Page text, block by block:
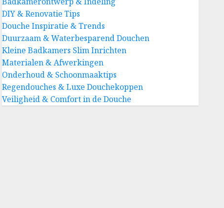
DIY & Renovatie Tips
Douche Inspiratie & Trends
Duurzaam & Waterbesparend Douchen
Kleine Badkamers Slim Inrichten
Materialen & Afwerkingen
Onderhoud & Schoonmaaktips
Regendouches & Luxe Douchekoppen
Veiligheid & Comfort in de Douche